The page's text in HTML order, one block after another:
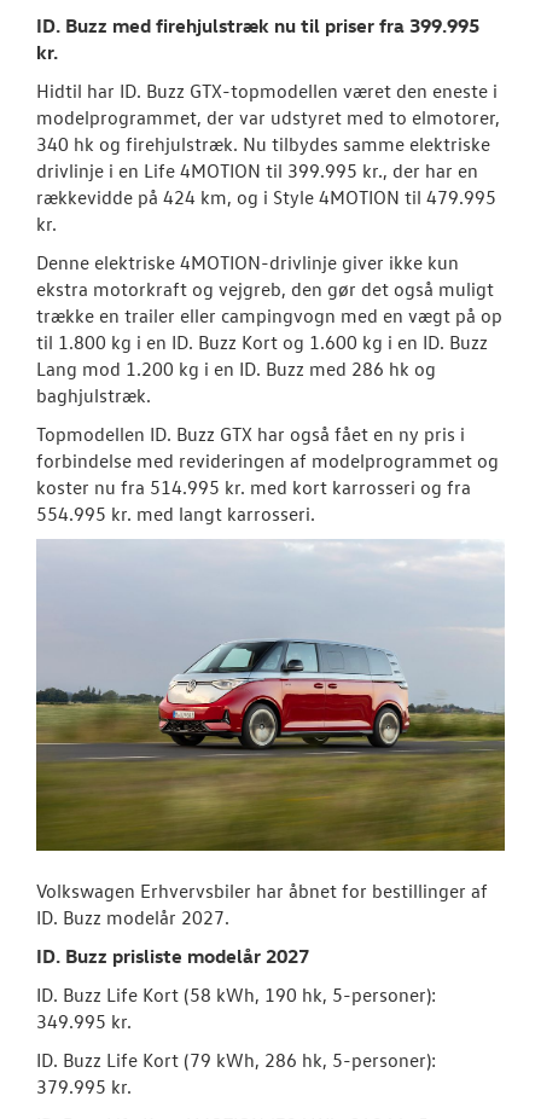
ID. Buzz med firehjulstræk nu til priser fra 399.995
kr.
Hidtil har ID. Buzz GTX-topmodellen været den eneste i
modelprogrammet, der var udstyret med to elmotorer,
340 hk og firehjulstræk. Nu tilbydes samme elektriske
drivlinje i en Life 4MOTION til 399.995 kr., der har en
rækkevidde på 424 km, og i Style 4MOTION til 479.995
kr.
Denne elektriske 4MOTION-drivlinje giver ikke kun
ekstra motorkraft og vejgreb, den gør det også muligt
trække en trailer eller campingvogn med en vægt på op
til 1.800 kg i en ID. Buzz Kort og 1.600 kg i en ID. Buzz
Lang mod 1.200 kg i en ID. Buzz med 286 hk og
baghjulstræk.
Topmodellen ID. Buzz GTX har også fået en ny pris i
forbindelse med revideringen af modelprogrammet og
koster nu fra 514.995 kr. med kort karrosseri og fra
554.995 kr. med langt karrosseri.
Volkswagen Erhvervsbiler har åbnet for bestillinger af
ID. Buzz modelår 2027.
ID. Buzz prisliste modelår 2027
ID. Buzz Life Kort (58 kWh, 190 hk, 5-personer):
349.995 kr.
ID. Buzz Life Kort (79 kWh, 286 hk, 5-personer):
379.995 kr.